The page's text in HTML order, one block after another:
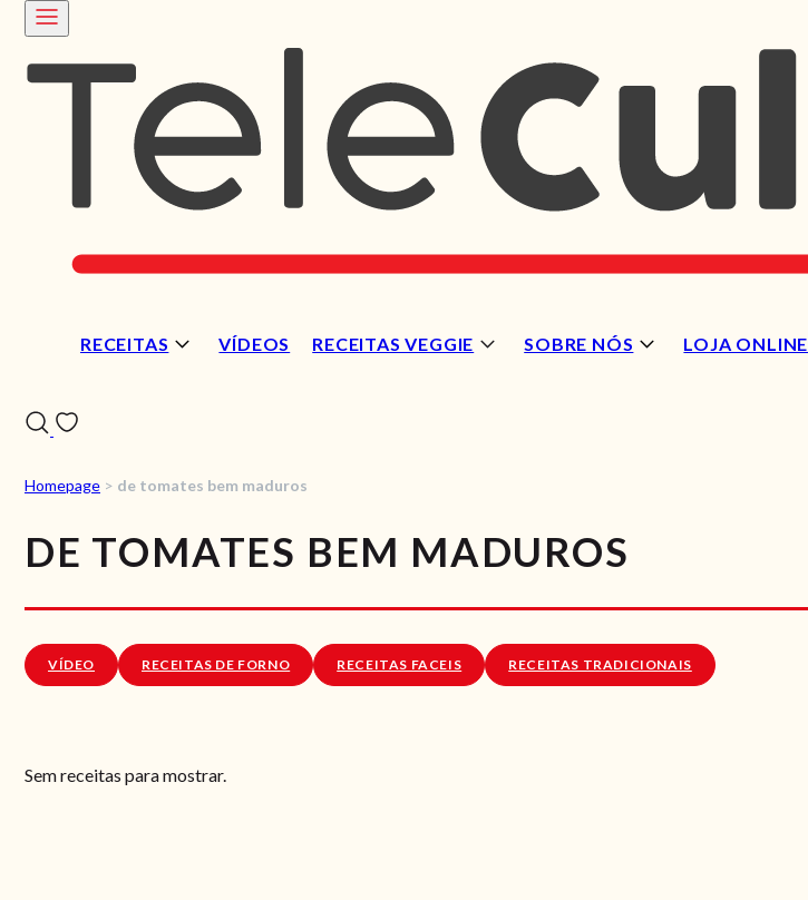
RECEITAS VÍDEOS RECEITAS VEGGIE SOBRE NÓS LOJA ONLINE
Homepage > de tomates bem maduros
DE TOMATES BEM MADUROS
VÍDEO RECEITAS DE FORNO RECEITAS FACEIS RECEITAS TRADICIONAIS
Sem receitas para mostrar.